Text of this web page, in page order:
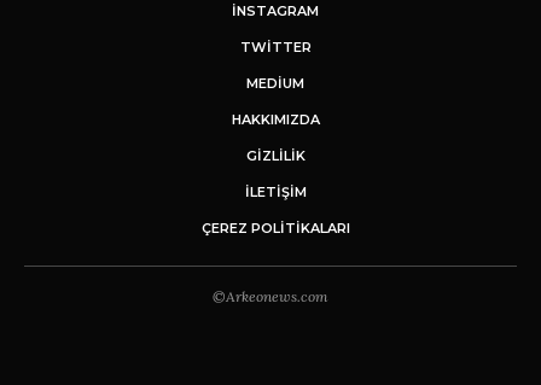
INSTAGRAM
TWITTER
MEDIUM
HAKKIMIZDA
GİZLİLİK
İLETIŞIM
ÇEREZ POLITIKALARI
©Arkeonews.com